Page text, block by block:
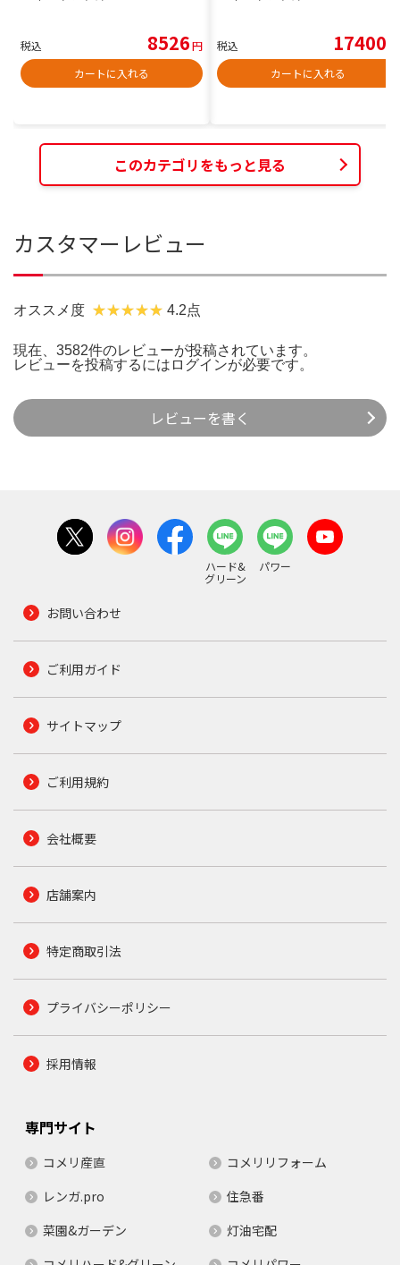
税込 8526円
カートに入れる
税込 17400
カートに入れる
このカテゴリをもっと見る
カスタマーレビュー
オススメ度 4.2点
現在、3582件のレビューが投稿されています。
レビューを投稿するには ログインが必要です。
レビューを書く
ハード&
グリーン
パワー
お問い合わせ
ご利用ガイド
サイトマップ
ご利用規約
会社概要
店舗案内
特定商取引法
プライバシーポリシー
採用情報
専門サイト
コメリ産直
コメリリフォーム
レンガ.pro
住急番
菜園&ガーデン
灯油宅配